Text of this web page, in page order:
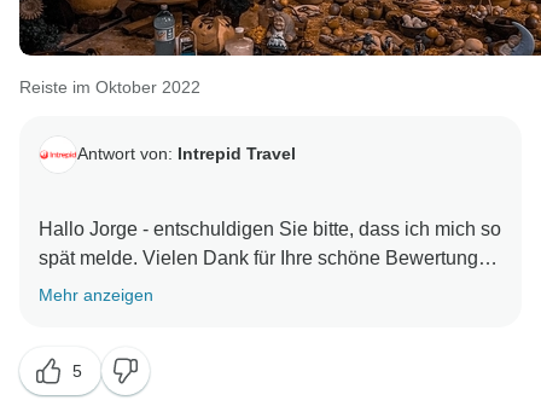
Reiste im Oktober 2022
Antwort von: Intrepid Travel
Hallo Jorge - entschuldigen Sie bitte, dass ich mich so
spät melde. Vielen Dank für Ihre schöne Bewertung
und Ihre Bilder. Wir freuen uns sehr, dass Sie eine so
Mehr anzeigen
5